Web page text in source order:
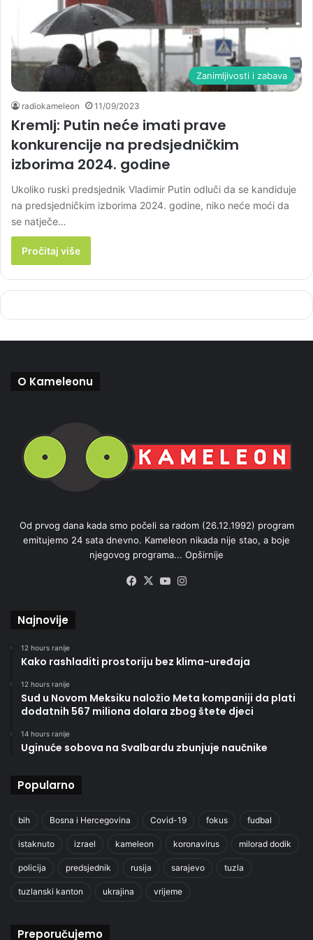
Zanimljivosti i zabava
radiokameleon 11/09/2023
Kremlj: Putin neće imati prave
konkurencije na predsjedničkim
izborima 2024. godine
Ukoliko ruski predsjednik Vladimir Putin odluči da se kandiduje
na predsjedničkim izborima 2024. godine, niko neće moći da
se natječe…
Pročitaj više
O Kameleonu
Od prvog dana kada smo počeli sa radom (26.12.1992) program
emitujemo 24 sata dnevno. Kameleon nikada nije stao, a boje
njegovog programa... Opširnije
Facebook
X YouTube
Najnovije
12 hours ranije
Kako rashladiti prostoriju bez klima-uređaja
12 hours ranije
Sud u Novom Meksiku naložio Meta kompaniji da plati
dodatnih 567 miliona dolara zbog štete djeci
14 hours ranije
Uginuće sobova na Svalbardu zbunjuje naučnike
Popularno
bih Bosna i Hercegovina Covid-19 fokus fudbal
istaknuto izrael kameleon koronavirus milorad dodik
policija predsjednik rusija sarajevo tuzla
tuzlanski kanton ukrajina vrijeme
Preporučujemo